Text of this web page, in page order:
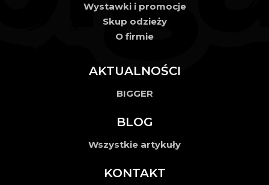
Wystawki i promocje
Skup odzieży
O firmie
AKTUALNOŚCI
BIGGER
BLOG
Wszystkie artykuły
KONTAKT